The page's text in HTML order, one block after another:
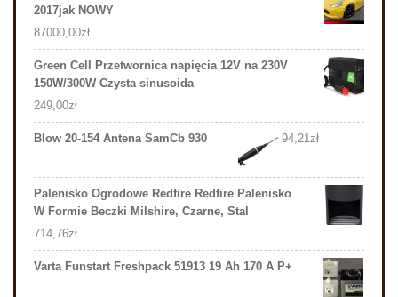
2017jak NOWY
87000,00zł
Green Cell Przetwornica napięcia 12V na 230V
150W/300W Czysta sinusoida
249,00zł
Blow 20-154 Antena SamCb 930 94,21zł
Palenisko Ogrodowe Redfire Redfire Palenisko
W Formie Beczki Milshire, Czarne, Stal
714,76zł
Varta Funstart Freshpack 51913 19 Ah 170 A P+